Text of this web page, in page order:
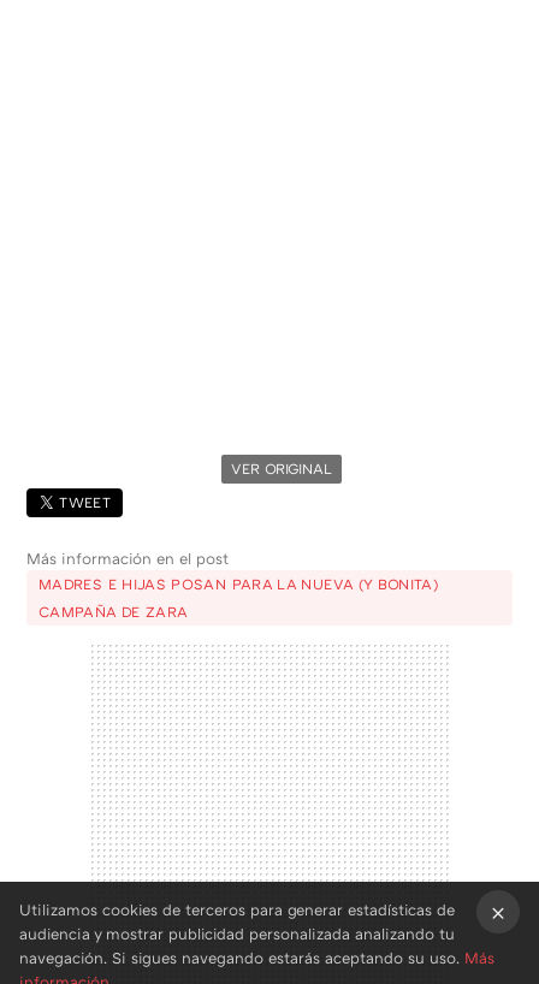
VER ORIGINAL
TWEET
Más información en el post
MADRES E HIJAS POSAN PARA LA NUEVA (Y BONITA)
CAMPAÑA DE ZARA
Utilizamos cookies de terceros para generar estadísticas de
audiencia y mostrar publicidad personalizada analizando tu
navegación. Si sigues navegando estarás aceptando su uso. Más